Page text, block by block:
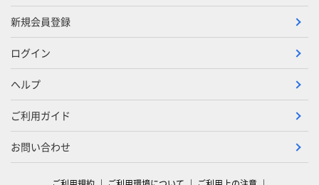
新規会員登録
ログイン
ヘルプ
ご利用ガイド
お問い合わせ